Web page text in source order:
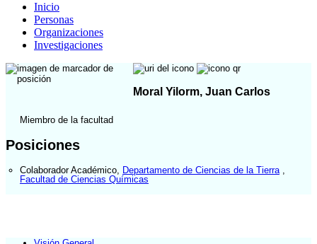
Inicio
Personas
Organizaciones
Investigaciones
Moral Yilorm, Juan Carlos
Miembro de la facultad
Posiciones
Colaborador Académico Departamento de Ciencias de la Tierra
Facultad de Ciencias Químicas